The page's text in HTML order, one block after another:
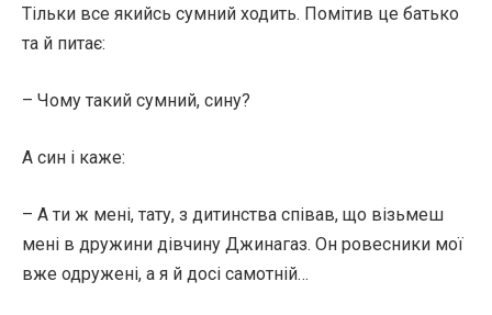
Тільки все якийсь сумний ходить. Помітив це батько
та й питає:
– Чому такий сумний, сину?
А син і каже:
– А ти ж мені, тату, з дитинства співав, що візьмеш
мені в дружини дівчину Джинагаз. Он ровесники мої
вже одружені, а я й досі самотній…